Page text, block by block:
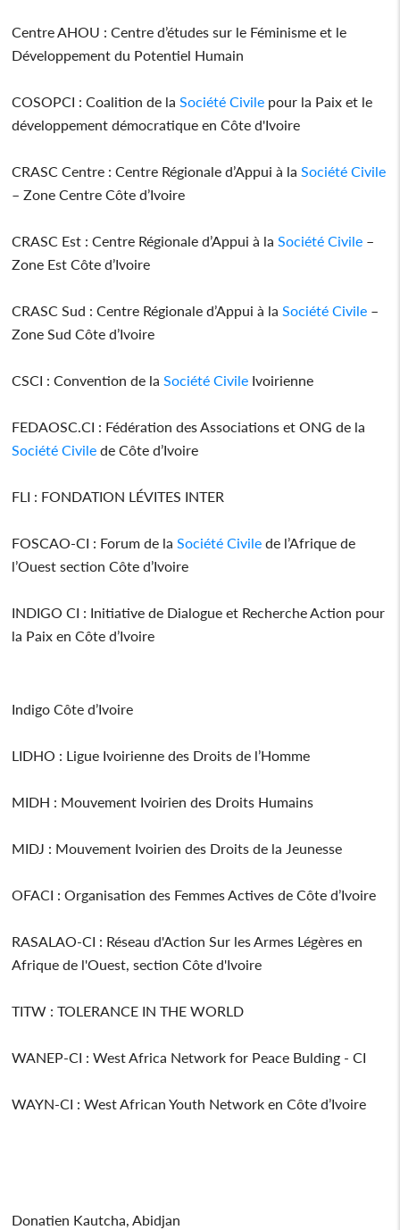
Centre AHOU : Centre d’études sur le Féminisme et le
Développement du Potentiel Humain
COSOPCI : Coalition de la Société Civile pour la Paix et le
développement démocratique en Côte d'Ivoire
CRASC Centre : Centre Régionale d’Appui à la Société Civile
– Zone Centre Côte d’Ivoire
CRASC Est : Centre Régionale d’Appui à la Société Civile –
Zone Est Côte d’Ivoire
CRASC Sud : Centre Régionale d’Appui à la Société Civile –
Zone Sud Côte d’Ivoire
CSCI : Convention de la Société Civile Ivoirienne
FEDAOSC.CI : Fédération des Associations et ONG de la
Société Civile de Côte d’Ivoire
FLI : FONDATION LÉVITES INTER
FOSCAO-CI : Forum de la Société Civile de l’Afrique de
l’Ouest section Côte d’Ivoire
INDIGO CI : Initiative de Dialogue et Recherche Action pour
la Paix en Côte d’Ivoire
Indigo Côte d’Ivoire
LIDHO : Ligue Ivoirienne des Droits de l’Homme
MIDH : Mouvement Ivoirien des Droits Humains
MIDJ : Mouvement Ivoirien des Droits de la Jeunesse
OFACI : Organisation des Femmes Actives de Côte d’Ivoire
RASALAO-CI : Réseau d'Action Sur les Armes Légères en
Afrique de l'Ouest, section Côte d'Ivoire
TITW : TOLERANCE IN THE WORLD
WANEP-CI : West Africa Network for Peace Bulding - CI
WAYN-CI : West African Youth Network en Côte d’Ivoire
Donatien Kautcha, Abidjan